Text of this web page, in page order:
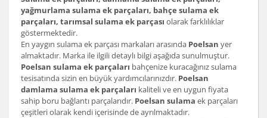
yağmurlama sulama ek parçaları, bahçe sulama ek
parçaları, tarımsal sulama ek parçası olarak farklılıklar
göstermektedir.
En yaygın sulama ek parçası markaları arasında Poelsan yer
almaktadır. Marka ile ilgili detaylı bilgi aşağıda sunulmuştur.
Poelsan sulama ek parçaları bahçenize kuracağınız sulama
tesisatında sizin en büyük yardımcılarınızdır. Poelsan
damlama sulama ek parçaları kaliteli ve en uygun fiyata
sahip boru bağlantı parçalarıdır. Poelsan sulama ek parçaları
çeşitleri olarak kendi içerisinde de ayrılmaktadır.